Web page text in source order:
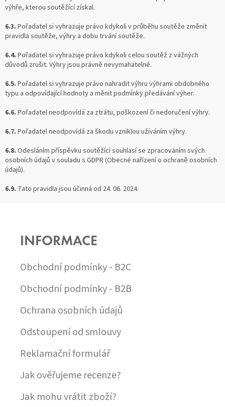
výhře, kterou soutěžící získal.
6.3. Pořadatel si vyhrazuje právo kdykoli v průběhu soutěže změnit
pravidla soutěže, výhry a dobu trvání soutěže.
6.4. Pořadatel si vyhrazuje právo kdykoli celou soutěž z vážných
důvodů zrušit. Výhry jsou právně nevymahatelné.
6.5. Pořadatel si vyhrazuje právo nahradit výhru výhrami obdobného
typu a odpovídající hodnoty a měnit podmínky předávání výher.
6.6. Pořadatel neodpovídá za ztrátu, poškození či nedoručení výhry.
6.7. Pořadatel neodpovídá za škodu vzniklou užíváním výhry.
6.8. Odesláním příspěvku soutěžící souhlasí se zpracováním svých
osobních údajů v souladu s GDPR (Obecné nařízení o ochraně osobních
údajů).
6.9. Tato pravidla jsou účinná od 24. 06. 2024.
INFORMACE
Obchodní podmínky - B2C
Obchodní podmínky - B2B
Ochrana osobních údajů
Odstoupení od smlouvy
Reklamační formulář
Jak ověřujeme recenze?
Jak mohu vrátit zboží?